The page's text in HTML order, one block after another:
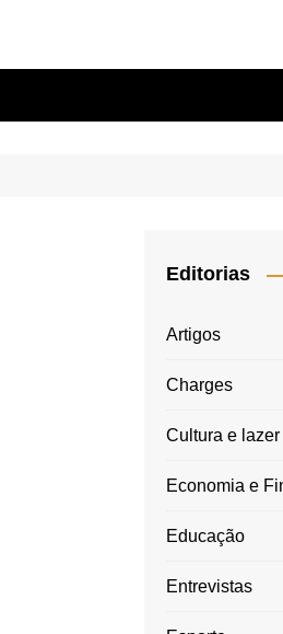
Editorias
Artigos
Charges
Cultura e lazer
Economia e
Educação
Entrevistas